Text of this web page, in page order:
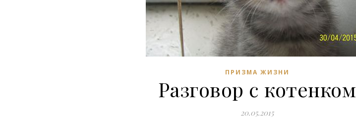
ПРИЗМА ЖИЗНИ
Разговор с котенком
20.05.2015